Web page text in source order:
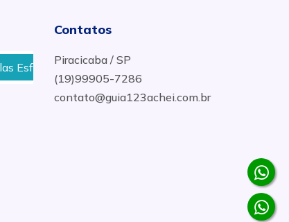
Tripartida Em Aço Inox em Maringa - PR
Contatos
Piracicaba / SP
(19)99905-7286
contato@guia123achei.com.br